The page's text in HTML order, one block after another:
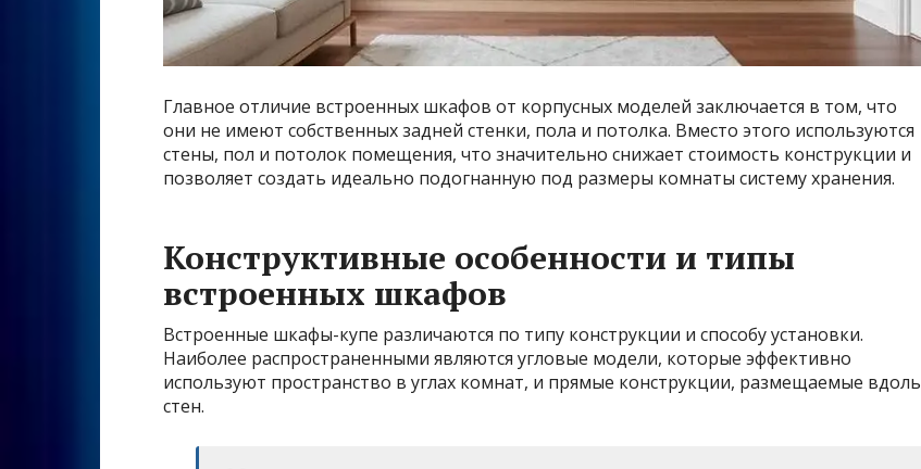
Главное отличие встроенных шкафов от корпусных моделей заключается в том, что
они не имеют собственных задней стенки, пола и потолка. Вместо этого используются
стены, пол и потолок помещения, что значительно снижает стоимость конструкции и
позволяет создать идеально подогнанную под размеры комнаты систему хранения.
Конструктивные особенности и типы
встроенных шкафов
Встроенные шкафы-купе различаются по типу конструкции и способу установки.
Наиболее распространенными являются угловые модели, которые эффективно
используют пространство в углах комнат, и прямые конструкции, размещаемые вдоль
стен.